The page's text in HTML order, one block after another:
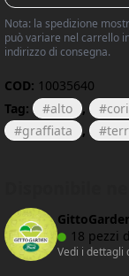
Nota: la spedizione
può variare nel carrello
indirizzo di consegna.
COD: 10035640
Tag:
alto ,
graffiata
,
18 pezzi
Vedi i dettagli